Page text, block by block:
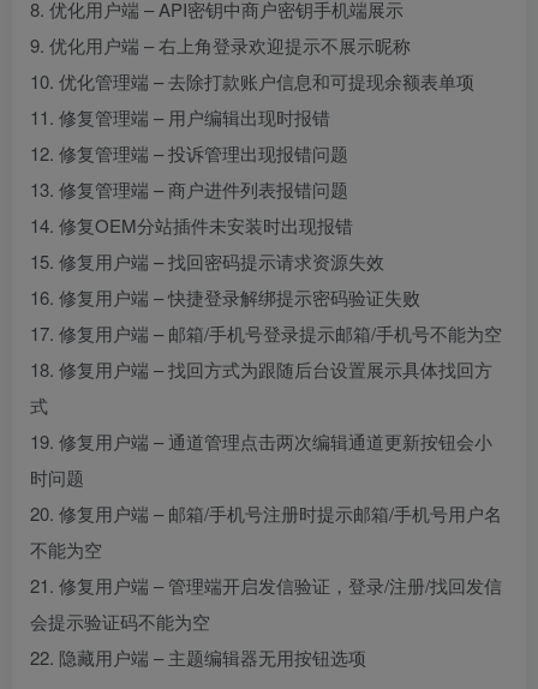
8. 优化用户端 – API密钥中商户密钥手机端展示
9. 优化用户端 – 右上角登录欢迎提示不展示昵称
10. 优化管理端 – 去除打款账户信息和可提现余额表单项
11. 修复管理端 – 用户编辑出现时报错
12. 修复管理端 – 投诉管理出现报错问题
13. 修复管理端 – 商户进件列表报错问题
14. 修复OEM分站插件未安装时出现报错
15. 修复用户端 – 找回密码提示请求资源失效
16. 修复用户端 – 快捷登录解绑提示密码验证失败
17. 修复用户端 – 邮箱/手机号登录提示邮箱/手机号不能为空
18. 修复用户端 – 找回方式为跟随后台设置展示具体找回方
式
19. 修复用户端 – 通道管理点击两次编辑通道更新按钮会小
时问题
20. 修复用户端 – 邮箱/手机号注册时提示邮箱/手机号用户名
不能为空
21. 修复用户端 – 管理端开启发信验证，登录/注册/找回发信
会提示验证码不能为空
22. 隐藏用户端 – 主题编辑器无用按钮选项